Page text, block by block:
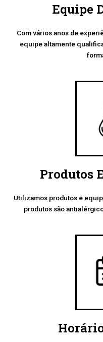
Equipe
Com vários anos de
equipe altamente
Produtos
Utilizamos produtos e
produtos são